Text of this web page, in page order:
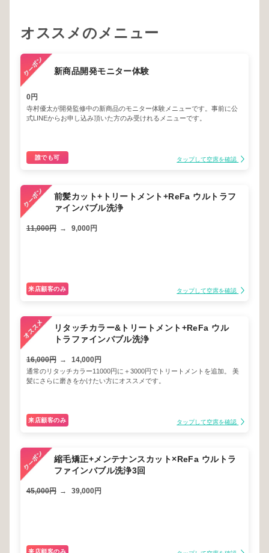
オススメのメニュー
新商品開発モニター体験
0円
寺村優太が開発監修中の新商品のモニター体験メニューです。事前に公
式LINEからお申し込み頂いた方のみ受けれるメニューです。
誰でも可 タップして空席を確認
前髪カット+トリートメント+ReFa ウルトラフ
ァインバブル洗浄
11,000円 → 9,000円
来店顧客のみ タップして空席を確認
リタッチカラー&トリートメント+ReFa ウル
トラファインバブル洗浄
16,000円 → 14,000円
通常のリタッチカラー11000円に＋3000円でトリートメントを追加。 美
髪にさらに磨きをかけたい方にオススメです。
来店顧客のみ タップして空席を確認
縮毛矯正+メンテナンスカット×ReFa ウルトラ
ファインバブル洗浄3回
45,000円 → 39,000円